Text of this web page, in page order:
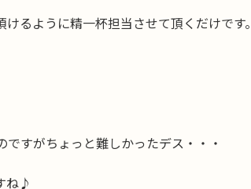
るように精一杯担当させて頂くだけです。
すがちょっと難しかったデス・・・
ね♪